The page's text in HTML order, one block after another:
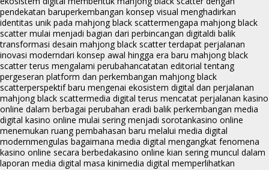
pendekatan baruperkembangan konsep visual menghadirkan
identitas unik pada mahjong black scattermengapa mahjong black
scatter mulai menjadi bagian dari perbincangan digitaldi balik
transformasi desain mahjong black scatter terdapat perjalanan
inovasi moderndari konsep awal hingga era baru mahjong black
scatter terus mengalami perubahancatatan editorial tentang
pergeseran platform dan perkembangan mahjong black
scatterperspektif baru mengenai ekosistem digital dan perjalanan
mahjong black scattermedia digital terus mencatat perjalanan kasino
online dalam berbagai perubahan eradi balik perkembangan media
digital kasino online mulai sering menjadi sorotankasino online
menemukan ruang pembahasan baru melalui media digital
modernmengulas bagaimana media digital mengangkat fenomena
kasino online secara berbedakasino online kian sering muncul dalam
laporan media digital masa kinimedia digital memperlihatkan